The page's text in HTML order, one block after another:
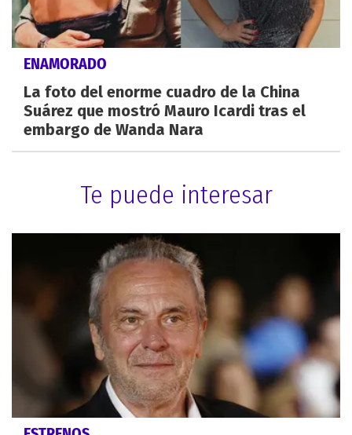
ENAMORADO
La foto del enorme cuadro de la China
Suárez que mostró Mauro Icardi tras el
embargo de Wanda Nara
Te puede interesar